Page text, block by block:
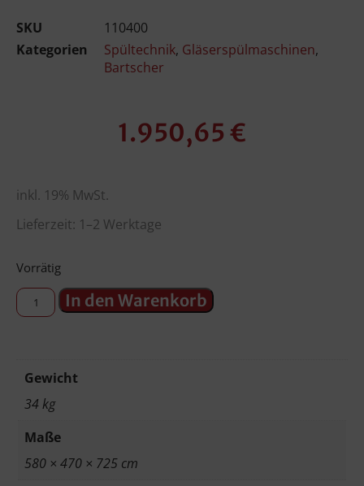
SKU
110400
Kategorien
Spültechnik, Gläserspülmaschinen,
Bartscher
1.950,65 €
inkl. 19% MwSt.
Lieferzeit: 1–2 Werktage
Vorrätig
In den Warenkorb
Gewicht
34 kg
Maße
580 × 470 × 725 cm